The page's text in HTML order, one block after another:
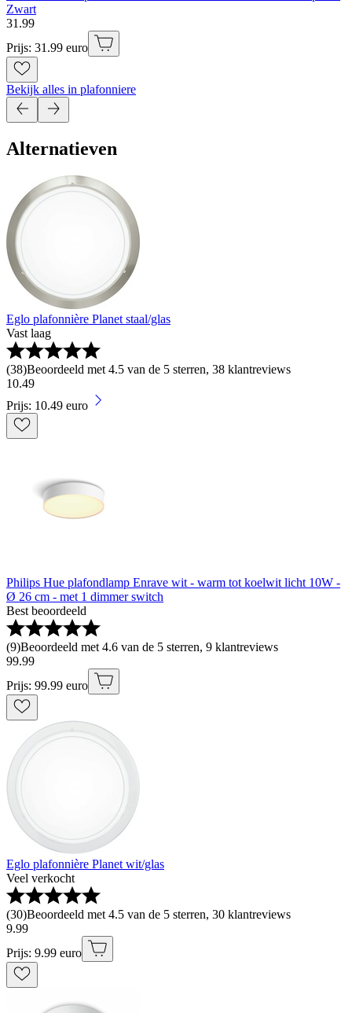
Zwart
31 .99
Prijs: 31.99 euro
Bekijk alles in plafonniere
Alternatieven
Eglo plafonnière Planet staal/glas
Vast laag
(38)Beoordeeld met 4.5 van de 5 sterren, 38 klantreviews
10.49
Prijs: 10.49 euro
Philips Hue plafondlamp Enrave wit - warm tot koelwit licht 10W -
Ø 26 cm - met 1 dimmer switch
Best beoordeeld
(9)Beoordeeld met 4.6 van de 5 sterren, 9 klantreviews
99.99
Prijs: 99.99 euro
Eglo plafonnière Planet wit/glas
Veel verkocht
(30)Beoordeeld met 4.5 van de 5 sterren, 30 klantreviews
9.99
Prijs: 9.99 euro